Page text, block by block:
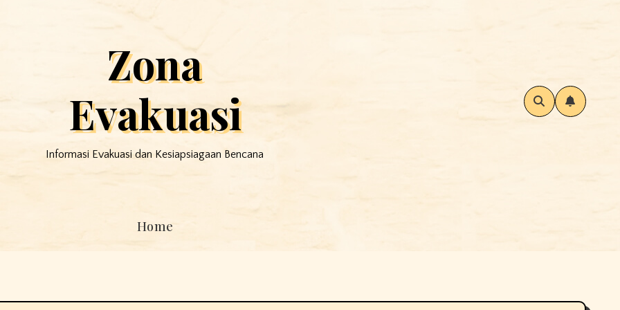
Zona
Evakuasi
Informasi Evakuasi dan Kesiapsiagaan Bencana
Home